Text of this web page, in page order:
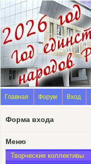
Главная Форум Вход
Форма входа
Меню
Творческие коллективы